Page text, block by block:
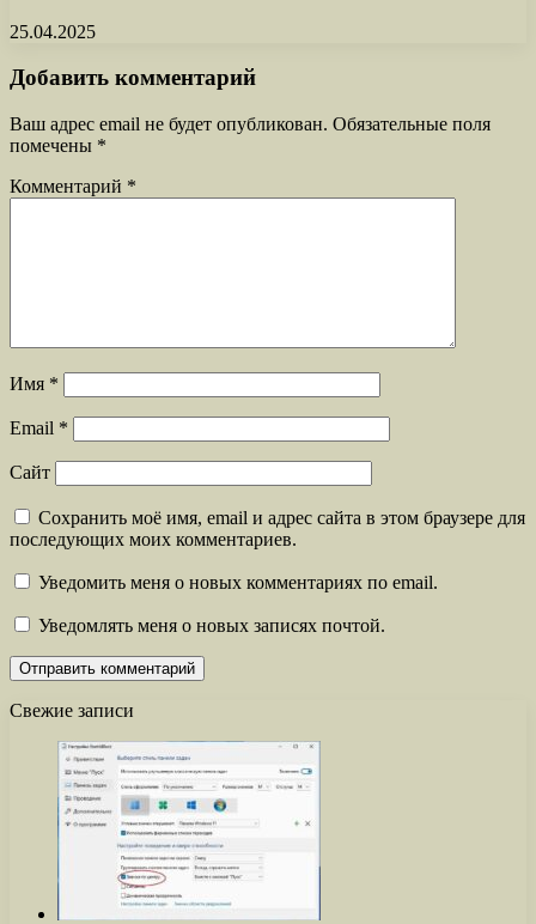
25.04.2025
Добавить комментарий
Ваш адрес email не будет опубликован. Обязательные поля
помечены *
Комментарий *
Имя *
Email *
Сайт
Сохранить моё имя, email и адрес сайта в этом браузере для
последующих моих комментариев.
Уведомить меня о новых комментариях по email.
Уведомлять меня о новых записях почтой.
Свежие записи